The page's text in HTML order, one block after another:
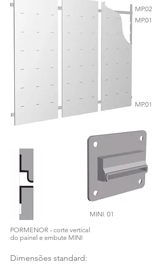
MP.02
MP.01
MP.01
MINI. 01
PORMENOR - corte vertical
do painel e embute MINI
Dimensões standard: